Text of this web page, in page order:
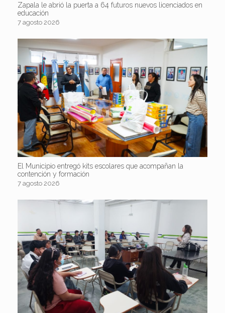
Zapala le abrió la puerta a 64 futuros nuevos licenciados en
educación
7 agosto 2026
El Municipio entregó kits escolares que acompañan la
contención y formación
7 agosto 2026